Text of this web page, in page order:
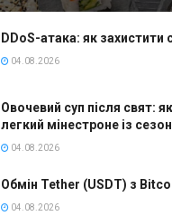
DDoS-атака: як захистити
04.08.2026
Овочевий суп після свят:
легкий мінестроне із
04.08.2026
Обмін Tether (USDT) з
04.08.2026